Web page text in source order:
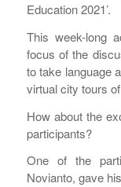
Education 2021’.
This week-long
focus of the
to take language
virtual city tours
How about the
participants?
One of the
Novianto, gave